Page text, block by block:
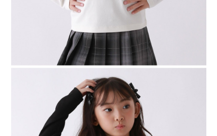
４．使用「AFTEE先享後付」時，將依據個別帳號之用戶狀況，依本公司即
時審查核予不同之上限額度；若仍有額度不足之情形，本公司將視審查結果
請求用戶進行身份認證。
５．嚴禁一人註冊多個帳號或使用他人資訊註冊。若發現惡意使用之情形，
恩沛科技股份有限公司將有權停止該用戶之使用額度並採取法律行動。